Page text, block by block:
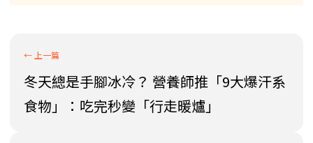
冬天總是手腳冰冷？ 營養師推「9大爆汗系
食物」：吃完秒變「行走暖爐」